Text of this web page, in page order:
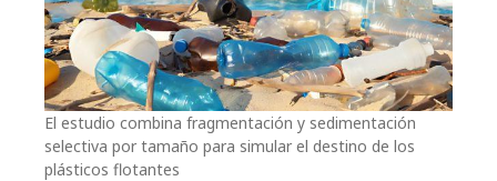
El estudio combina fragmentación y sedimentación
selectiva por tamaño para simular el destino de los
plásticos flotantes